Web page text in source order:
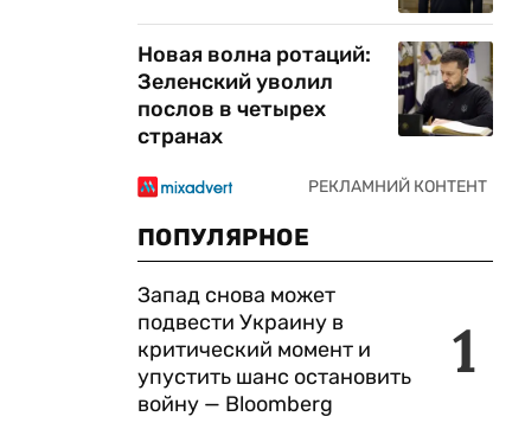
Новая волна ротаций:
Зеленский уволил
послов в четырех
странах
ПОПУЛЯРНОЕ
1
Запад снова может
подвести Украину в
критический момент и
упустить шанс остановить
войну — Bloomberg